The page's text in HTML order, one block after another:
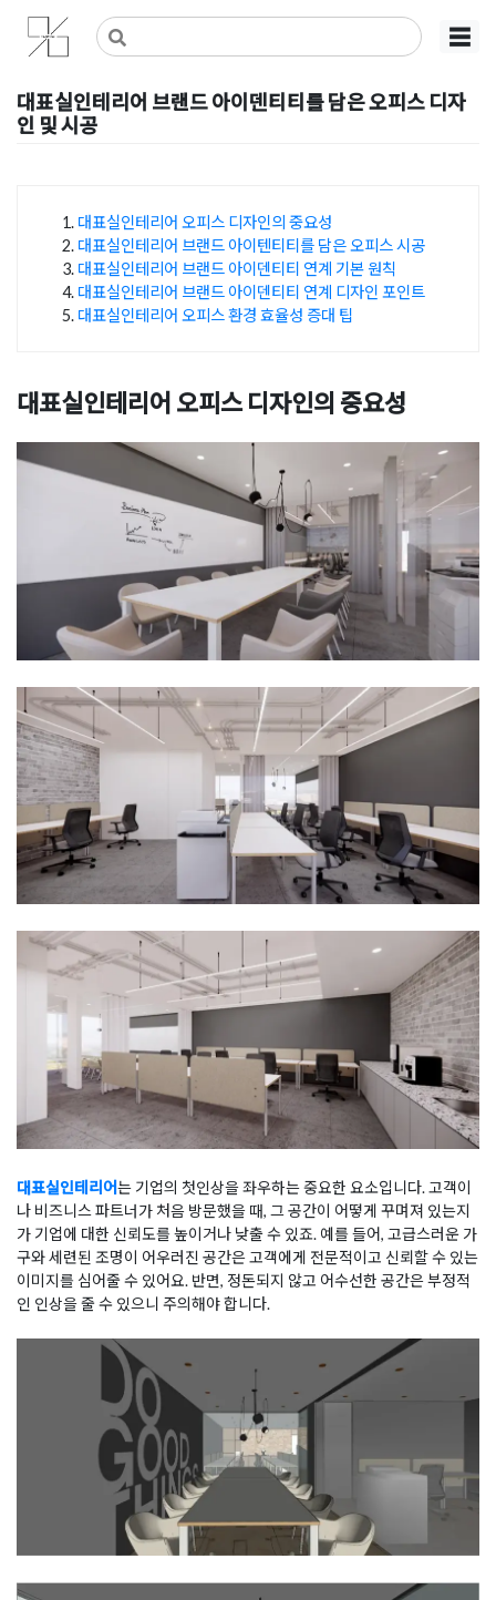
Skip
content
사무실인테리어 디자인 공사 비용견적 플랫폼
사무실인테리어 916
☰
대표실인테리어 브랜드 아이덴티티를 담은 오피스 디자
인 및 시공
대표실인테리어 오피스 디자인의 중요성
대표실인테리어 브랜드 아이텐티티를 담은 오피스 시공
대표실인테리어 브랜드 아이덴티티 연계 기본 원칙
대표실인테리어 브랜드 아이덴티티 연계 디자인 포인트
대표실인테리어 오피스 환경 효율성 증대 팁
대표실인테리어 오피스 디자인의 중요성
대표실인테리어는 기업의 첫인상을 좌우하는 중요한 요소입니다. 고객이
나 비즈니스 파트너가 처음 방문했을 때, 그 공간이 어떻게 꾸며져 있는지
가 기업에 대한 신뢰도를 높이거나 낮출 수 있죠. 예를 들어, 고급스러운 가
구와 세련된 조명이 어우러진 공간은 고객에게 전문적이고 신뢰할 수 있는
이미지를 심어줄 수 있어요. 반면, 정돈되지 않고 어수선한 공간은 부정적
인 인상을 줄 수 있으니 주의해야 합니다.